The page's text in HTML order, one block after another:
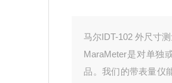
马尔IDT-102 外尺寸
MaraMeter是对单独
品。我们的带表量仪